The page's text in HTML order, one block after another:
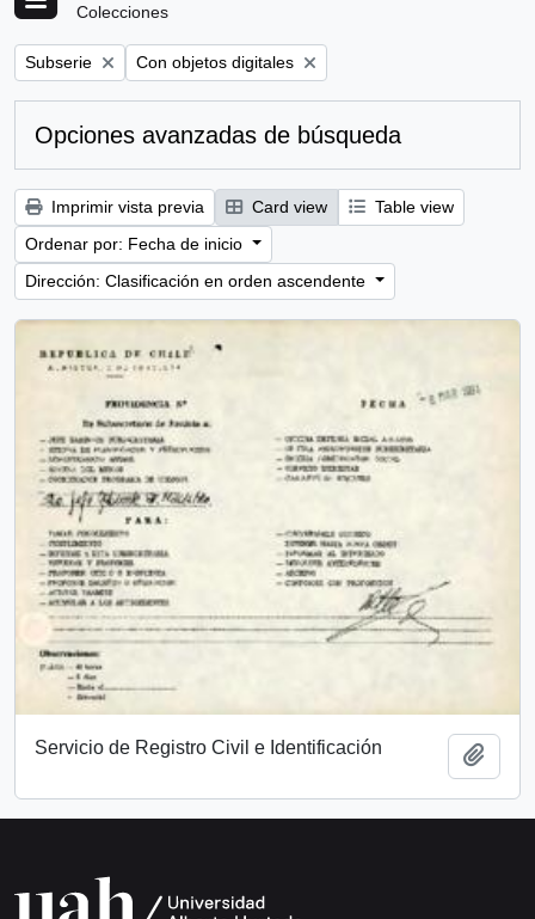
Colecciones
Remove filter:
Subserie Remove filter:
Con objetos digitales
Opciones avanzadas de búsqueda
Imprimir vista previa Card view
Table view
Ordenar por: Fecha de inicio
Dirección: Clasificación en orden ascendente
Servicio de Registro Civil e Identificación